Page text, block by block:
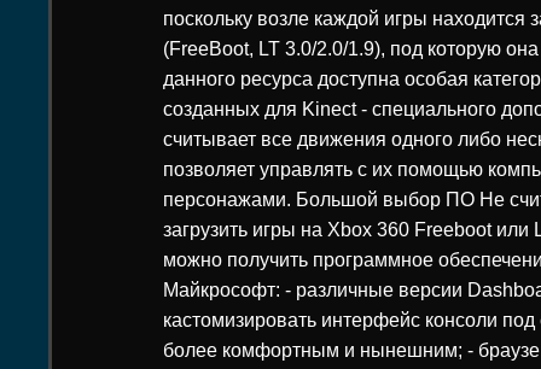
поскольку возле каждой игры находится
(FreeBoot, LT 3.0/2.0/1.9), под которую
данного ресурса доступна особая
созданных для Kinect - специального
считывает все движения одного либо
позволяет управлять с их помощью
персонажами. Большой выбор ПО Не
загрузить игры на Xbox 360 Freeboot или
можно получить программное
Майкрософт: - различные версии
кастомизировать интерфейс консоли
более комфортным и нынешним; -